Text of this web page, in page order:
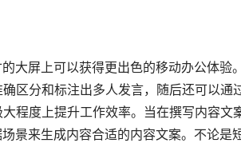
大屏上可以获得更出色的移动办公体验
区分和标注出多人发言，随后还可以通
程度上提升工作效率。当在撰写内容文
景来生成内容合适的内容文案。不论是